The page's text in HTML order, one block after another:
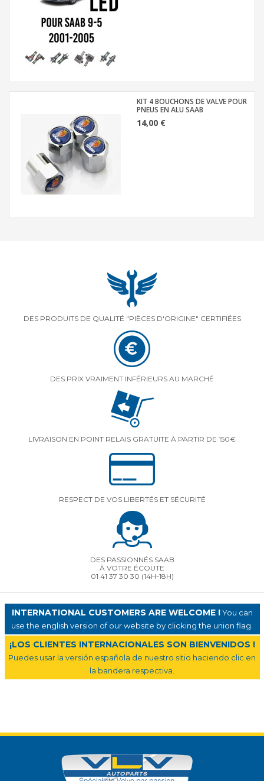
KIT 4 BOUCHONS DE VALVE POUR
PNEUS EN ALU SAAB
14,00 €
DES PRODUITS DE QUALITÉ "PIÈCES D'ORIGINE" CERTIFIÉES
DES PRIX VRAIMENT INFÉRIEURS AU MARCHÉ
LIVRAISON EN POINT RELAIS GRATUITE À PARTIR DE 150€
RESPECT DE VOS LIBERTÉS ET SÉCURITÉ
DES PASSIONNÉS SAAB
À VOTRE ÉCOUTE
01 41 37 30 30 (14H-18H)
INTERNATIONAL CUSTOMERS ARE WELCOME !You can
use the english version of our website by clicking the union flag.
¡LOS CLIENTES INTERNACIONALES SON BIENVENIDOS !
Puedes usar la versión española de nuestro sitio haciendo clic en
la bandera respectiva.